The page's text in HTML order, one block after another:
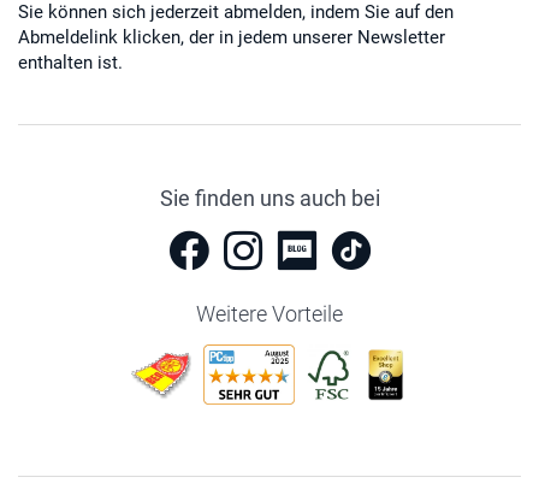
Sie können sich jederzeit abmelden, indem Sie auf den
Abmeldelink klicken, der in jedem unserer Newsletter
enthalten ist.
Sie finden uns auch bei
Weitere Vorteile